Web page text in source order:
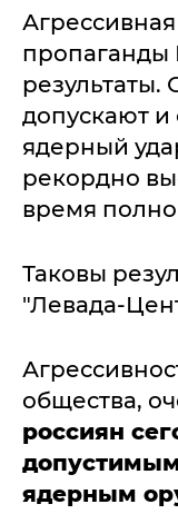
пропаганды
результаты.
допускают
ядерный
рекордно
время
Таковы
"Левада-
общества,
россиян
ядерным